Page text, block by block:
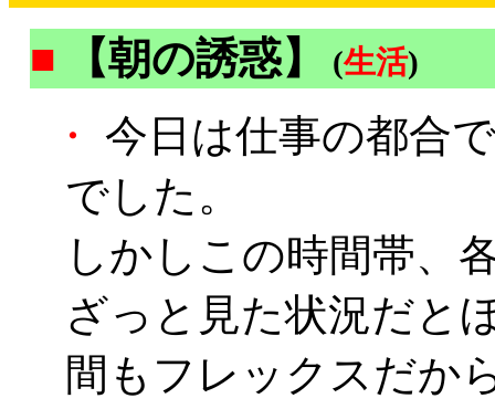
■ 【朝の誘惑】 (生活)
・
今日は仕事の都合
でした。
しかしこの時間帯、
ざっと見た状況だと
間もフレックスだか